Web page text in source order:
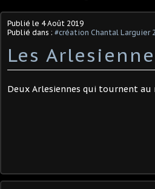
Publié le 4 Août 2019
Publié dans : #création Chantal Larguier
Les
Deux Arlesiennes qui tournent au